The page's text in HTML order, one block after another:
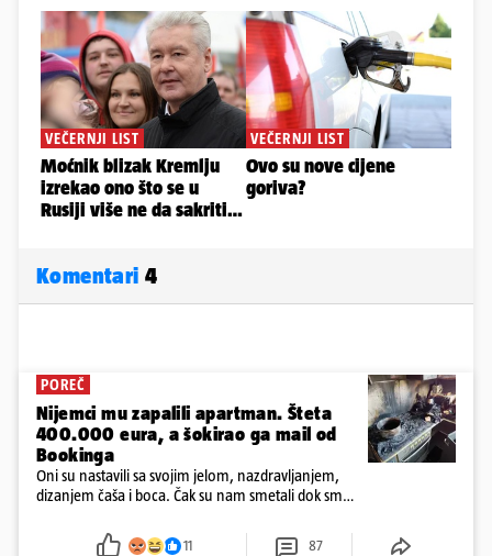
Komentari 4
POREČ
Nijemci mu zapalili apartman. Šteta
400.000 eura, a šokirao ga mail od
Bookinga
Oni su nastavili sa svojim jelom, nazdravljanjem,
dizanjem čaša i boca. Čak su nam smetali dok smo
požar, rekao je vlasnik
11 87